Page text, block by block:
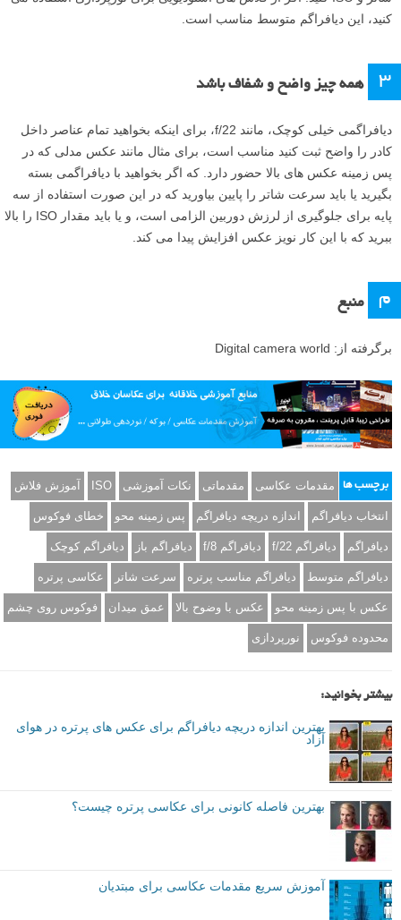
کنید، این دیافراگم متوسط مناسب است.
۳ همه چیز واضح و شفاف باشد
دیافراگمی خیلی کوچک، مانند f/22، برای اینکه بخواهید تمام عناصر داخل
کادر را واضح ثبت کنید مناسب است، برای مثال مانند عکس مدلی که در
پس زمینه عکس های بالا حضور دارد. که اگر بخواهید با دیافراگمی بسته
بگیرید یا باید سرعت شاتر را پایین بیاورید که در این صورت استفاده از سه
پایه برای جلوگیری از لرزش دوربین الزامی است، و یا باید مقدار ISO را بالا
ببرید که با این کار نویز عکس افزایش پیدا می کند.
م منبع
برگرفته از: Digital camera world
برچسب ها مقدمات عکاسی مقدماتی نکات آموزشی ISO آموزش فلاش
انتخاب دیافراگم اندازه دریچه دیافراگم پس زمینه محو خطای فوکوس
دیافراگم دیافراگم f/22 دیافراگم f/8 دیافراگم باز دیافراگم کوچک
دیافراگم متوسط دیافراگم مناسب پرتره سرعت شاتر عکاسی پرتره
عکس با پس زمینه محو عکس با وضوح بالا عمق میدان فوکوس روی چشم
محدوده فوکوس نورپردازی
بیشتر بخوانید:
بهترین اندازه دریچه دیافراگم برای عکس های پرتره در هوای
آزاد
بهترین فاصله کانونی برای عکاسی پرتره چیست؟
آموزش سریع مقدمات عکاسی برای مبتدیان